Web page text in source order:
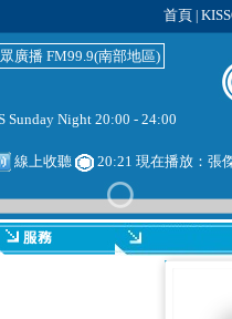
首頁
廣播 FM99.9(南部地區)
Sunday Night 20:00 - 24:00
線上收聽 20:21 現在播放： 張